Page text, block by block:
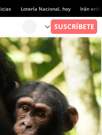
Lotería Nacional, hoy Irán